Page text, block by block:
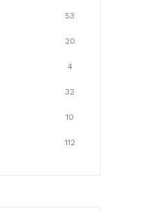
53
20
4
32
10
112